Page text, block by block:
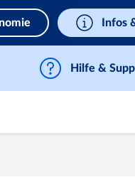
Infos
Hilfe &